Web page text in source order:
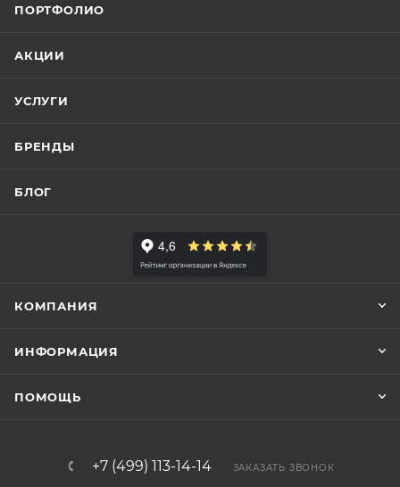
ПОРТФОЛИО
АКЦИИ
УСЛУГИ
БРЕНДЫ
БЛОГ
КОМПАНИЯ
ИНФОРМАЦИЯ
ПОМОЩЬ
+7 (499) 113-14-14 ЗАКАЗАТЬ ЗВОНОК